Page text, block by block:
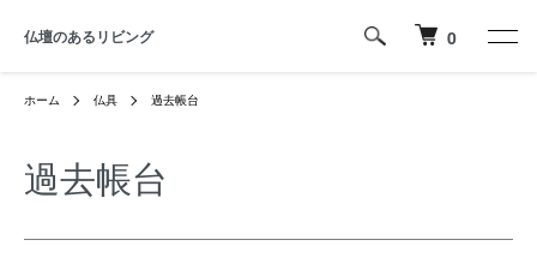
仏壇のあるリビング 0
ホーム 仏具 過去帳台
過去帳台